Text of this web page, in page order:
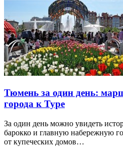
Тюмень за один день:
города к Туре
За один день можно увидеть
барокко и главную набережную
от купеческих домов…